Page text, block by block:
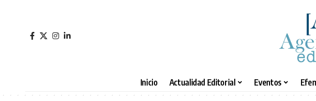
Inicio Actualidad Editorial Eventos